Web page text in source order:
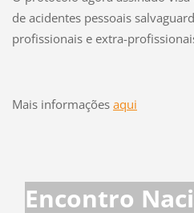
de acidentes pessoais
profissionais e extra-
Mais informações aqui
Encontro